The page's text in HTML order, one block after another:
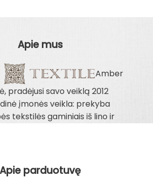
Apie mus
Amber
pradėjusi savo veiklą 2012
įmonės veikla: prekyba
tekstilės gaminiais iš lino ir
Apie parduotuvę